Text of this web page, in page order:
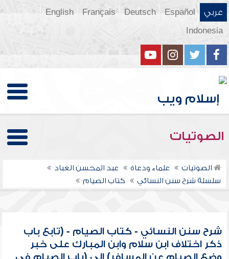
عربي Español
Deutsch
Français
English
Indonesia
الصوتيات
الصوتيات علماء ودعاة
عبد المحسن العباد
سلسلة شرح سنن النسائي
كتاب الصيام
شرح سنن النسائي - كتاب الصيام - (تابع باب
ذكر اختلاف ابن سلام وابن المبارك على خبر